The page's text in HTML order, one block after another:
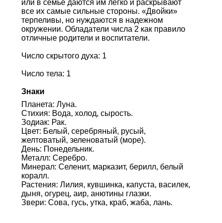
или в семье даются им легко и раскрывают
все их самые сильные стороны. «Двойки»
терпеливы, но нуждаются в надежном
окружении. Обладатели числа 2 как правило
отличные родители и воспитатели.
Число скрытого духа: 1
Число тела: 1
Знаки
Планета: Луна.
Стихия: Вода, холод, сырость.
Зодиак: Рак.
Цвет: Белый, серебряный, русый,
желтоватый, зеленоватый (море).
День: Понедельник.
Металл: Серебро.
Минерал: Селенит, марказит, берилл, белый
коралл.
Растения: Лилия, кувшинка, капуста, василек,
дыня, огурец, аир, анютины глазки.
Звери: Сова, гусь, утка, краб, жаба, лань.